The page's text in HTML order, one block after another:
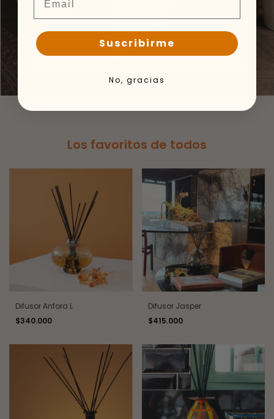
Los favoritos de todos
Difusor Anfora L
$340.000
Difusor Jasper
$415.000
Suscribirme
No, gracias